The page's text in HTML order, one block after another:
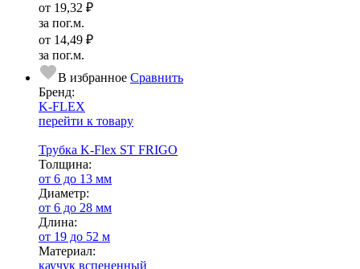
от 19,32 ₽
за пог.м.
от 14,49 ₽
за пог.м.
В избранное Сравнить
Бренд:
K-FLEX
перейти к товару
Трубка K-Flex ST FRIGO
Тол­щи­на:
от 6 до 13 мм
Диаметр:
от 6 до 28 мм
Длина:
от 19 до 52 м
Ма­­те­­ри­­ал:
каучук вспененный